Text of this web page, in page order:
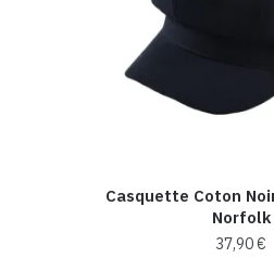
Casquette Coton
Norfolk
37,90€